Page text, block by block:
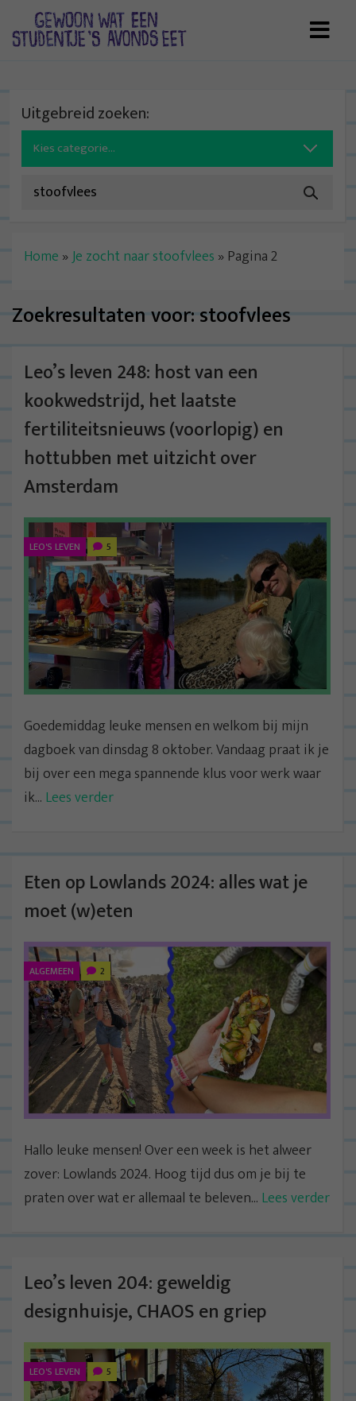
Uitgebreid zoeken:
Search
for:
Home »Je zocht naar stoofvlees » Pagina 2
Zoekresultaten voor:stoofvlees
Leo’s leven 248: host van een
kookwedstrijd, het laatste
fertiliteitsnieuws (voorlopig) en
hottubben met uitzicht over
Amsterdam
LEO'S LEVEN 5
Goedemiddag leuke mensen en welkom bij mijn
dagboek van dinsdag 8 oktober. Vandaag praat ik je
bij over een mega spannende klus voor werk waar
ik... Lees verder
Eten op Lowlands 2024: alles wat je
moet (w)eten
ALGEMEEN 2
Hallo leuke mensen! Over een week is het alweer
zover: Lowlands 2024. Hoog tijd dus om je bij te
praten over wat er allemaal te beleven... Lees verder
Leo’s leven 204: geweldig
designhuisje, CHAOS en griep
LEO'S LEVEN 5